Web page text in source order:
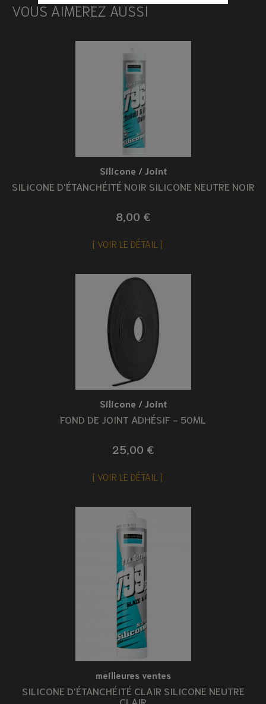
VOUS AIMEREZ AUSSI
Silicone / Joint
SILICONE D'ÉTANCHÉITÉ NOIR SILICONE NEUTRE NOIR
8,00 €
VOIR LE DÉTAIL
Silicone / Joint
FOND DE JOINT ADHÉSIF - 50ML
25,00 €
VOIR LE DÉTAIL
meilleures ventes
SILICONE D'ÉTANCHÉITÉ CLAIR SILICONE NEUTRE
CLAIR